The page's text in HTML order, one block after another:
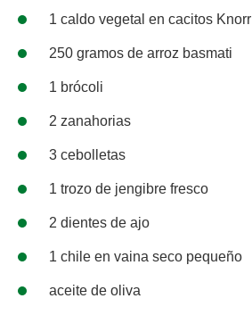
1 caldo vegetal en cacitos Knorr
250 gramos de arroz basmati
1 brócoli
2 zanahorias
3 cebolletas
1 trozo de jengibre fresco
2 dientes de ajo
1 chile en vaina seco pequeño
aceite de oliva